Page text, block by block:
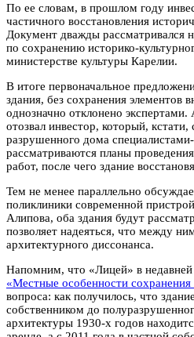
По ее словам, в прошлом году
частичного восстановления
Документ дважды рассматривался
по сохранению историко-
министерстве культуры Карелии.
В итоге первоначальное
здания, без сохранения элементов
однозначно отклонено
отозвал инвестор, который,
разрушенного дома
рассматриваются планы
работ, после чего здание
Тем не менее параллельно
поликлиники современной
Алипова, оба здания будут
позволяет надеяться, что между
архитектурного диссонанса.
Напомним, что «Лицей» в
«Местные особенности сохранения
вопроса: как получилось, что
собственником до
архитектуры 1930-х годов